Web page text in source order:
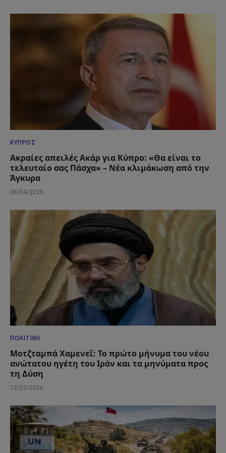
ΚΎΠΡΟΣ
Ακραίες απειλές Ακάρ για Κύπρο: «Θα είναι το
τελευταίο σας Πάσχα» – Νέα κλιμάκωση από την
Άγκυρα
08/04/2026
ΠΟΛΙΤΙΚΉ
Μοτζταμπά Χαμενεΐ: Το πρώτο μήνυμα του νέου
ανώτατου ηγέτη του Ιράν και τα μηνύματα προς
τη Δύση
12/03/2026